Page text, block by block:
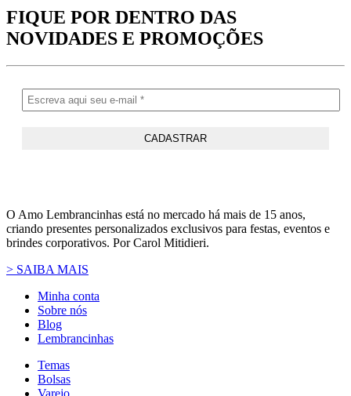
FIQUE POR DENTRO DAS
NOVIDADES E PROMOÇÕES
O Amo Lembrancinhas está no mercado há mais de 15 anos,
criando presentes personalizados exclusivos para festas, eventos e
brindes corporativos. Por Carol Mitidieri.
> SAIBA MAIS
Minha conta
Sobre nós
Blog
Lembrancinhas
Temas
Bolsas
Varejo